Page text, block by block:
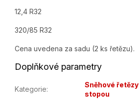
12,4 R32
320/85 R32
Cena uvedena za sadu (2 ks řetězu).
Doplňkové parametry
Kategorie:
Sněhové
stopou